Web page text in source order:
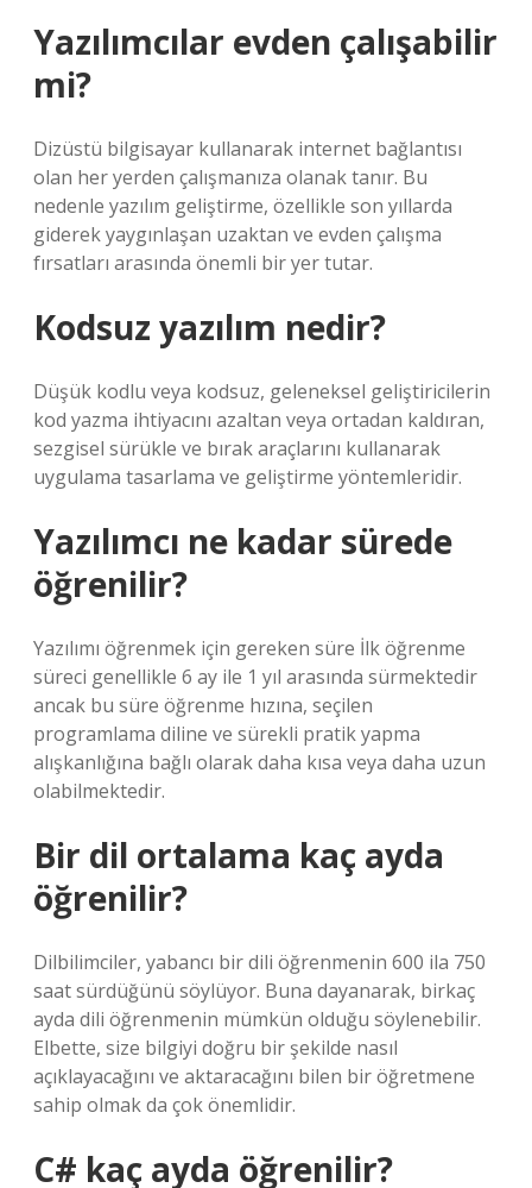
Yazılımcılar evden çalışabilir
mi?
Dizüstü bilgisayar kullanarak internet bağlantısı
olan her yerden çalışmanıza olanak tanır. Bu
nedenle yazılım geliştirme, özellikle son yıllarda
giderek yaygınlaşan uzaktan ve evden çalışma
fırsatları arasında önemli bir yer tutar.
Kodsuz yazılım nedir?
Düşük kodlu veya kodsuz, geleneksel geliştiricilerin
kod yazma ihtiyacını azaltan veya ortadan kaldıran,
sezgisel sürükle ve bırak araçlarını kullanarak
uygulama tasarlama ve geliştirme yöntemleridir.
Yazılımcı ne kadar sürede
öğrenilir?
Yazılımı öğrenmek için gereken süre İlk öğrenme
süreci genellikle 6 ay ile 1 yıl arasında sürmektedir
ancak bu süre öğrenme hızına, seçilen
programlama diline ve sürekli pratik yapma
alışkanlığına bağlı olarak daha kısa veya daha uzun
olabilmektedir.
Bir dil ortalama kaç ayda
öğrenilir?
Dilbilimciler, yabancı bir dili öğrenmenin 600 ila 750
saat sürdüğünü söylüyor. Buna dayanarak, birkaç
ayda dili öğrenmenin mümkün olduğu söylenebilir.
Elbette, size bilgiyi doğru bir şekilde nasıl
açıklayacağını ve aktaracağını bilen bir öğretmene
sahip olmak da çok önemlidir.
C# kaç ayda öğrenilir?